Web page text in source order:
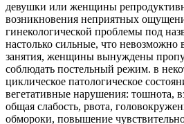
девушки или женщины
возникновения неприятных
гинекологической проблемы под
настолько сильные, что
занятия, женщины вынуждены
соблюдать постельный режим. в
циклическое патологическое
вегетативные нарушения: тошнота,
общая слабость, рвота,
обмороки, повышение